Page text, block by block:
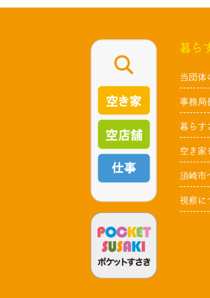
暮ら
当団体
事務局
暮らす
空き家
須崎市
視察に